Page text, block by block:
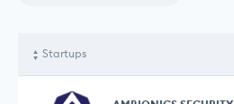
Startups